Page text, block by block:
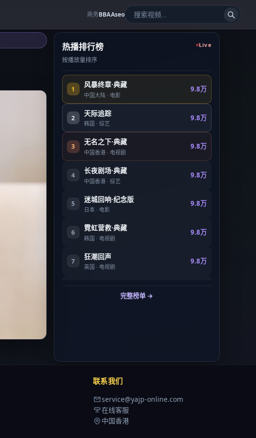
商务BBAAseo
热播排行榜
按播放量排序
Live
1
风暴终章·典藏
中国大陆 · 电影
9.8万
2
天际追踪
韩国 ·综艺
9.8万
3
无名之下·典藏
中国香港 · 电视剧
9.8万
4
长夜剧场·典藏
中国香港 ·综艺
9.8万
5
迷城回响·纪念版
日本 · 电影
9.8万
6
霓虹营救·典藏
韩国 · 电视剧
9.8万
7
狂潮回声
英国 · 电视剧
9.8万
电影完整榜单 →
联系我们
service@yajp-online.com
在线客服
中国香港